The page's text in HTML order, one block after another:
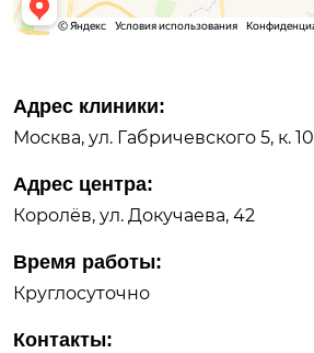
Адрес клиники:
Москва, ул. Габричевского 5, к. 10
Адрес центра:
Королёв, ул. Докучаева, 42
Время работы:
Круглосуточно
Контакты: